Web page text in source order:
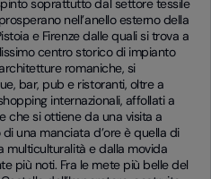
soprattutto dal settore tessile
nell’anello esterno della
e Firenze dalle quali si trova a
centro storico di impianto
romaniche, si
bar, pub e ristoranti, oltre a
internazionali, affollati a
che si ottiene da una visita a
una manciata d’ore è quella di
multiculturalità e dalla movida
più noti. Fra le mete più belle del